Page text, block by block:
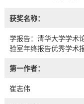
获奖名称：
学报告：清华大学学术
验室年终报告优秀学术
第一作者：
崔志伟